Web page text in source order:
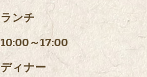
ランチ
10:00～17:00
ディナー